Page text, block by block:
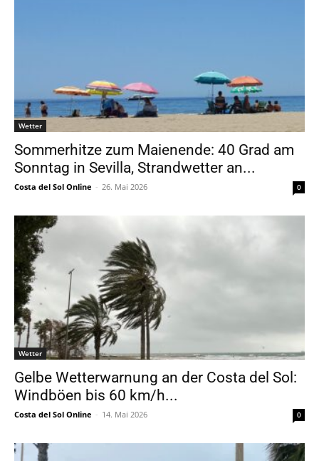
Wetter
Sommerhitze zum Maienende: 40 Grad am
Sonntag in Sevilla, Strandwetter an...
Costa del Sol Online - 26. Mai 2026 0
Wetter
Gelbe Wetterwarnung an der Costa del Sol:
Windböen bis 60 km/h...
Costa del Sol Online - 14. Mai 2026 0